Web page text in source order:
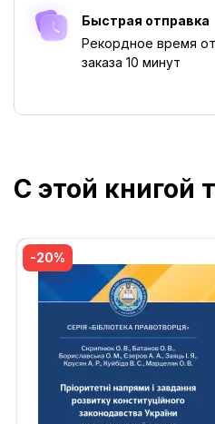
Быстрая отправка
Рекордное время
заказа 10 минут
С этой книгой
-20%